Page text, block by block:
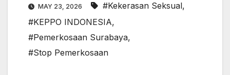
MAY 23, 2026 #Kekerasan Seksual,
#KEPPO INDONESIA,
#Pemerkosaan Surabaya,
#Stop Pemerkosaan